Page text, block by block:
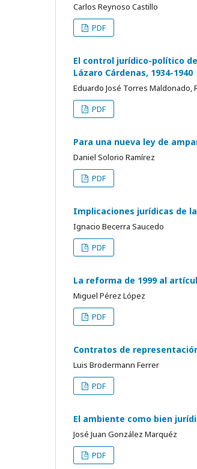
Carlos Reynoso Castillo
PDF
El control jurídico-político
Lázaro Cárdenas, 1934-1940
Eduardo José Torres Maldonado,
PDF
Para una nueva ley de
Daniel Solorio Ramírez
PDF
Implicaciones jurídicas de
Ignacio Becerra Saucedo
PDF
La reforma de 1999 al
Miguel Pérez López
PDF
Contratos de
Luis Brodermann Ferrer
PDF
El ambiente como bien
José Juan González Marquéz
PDF